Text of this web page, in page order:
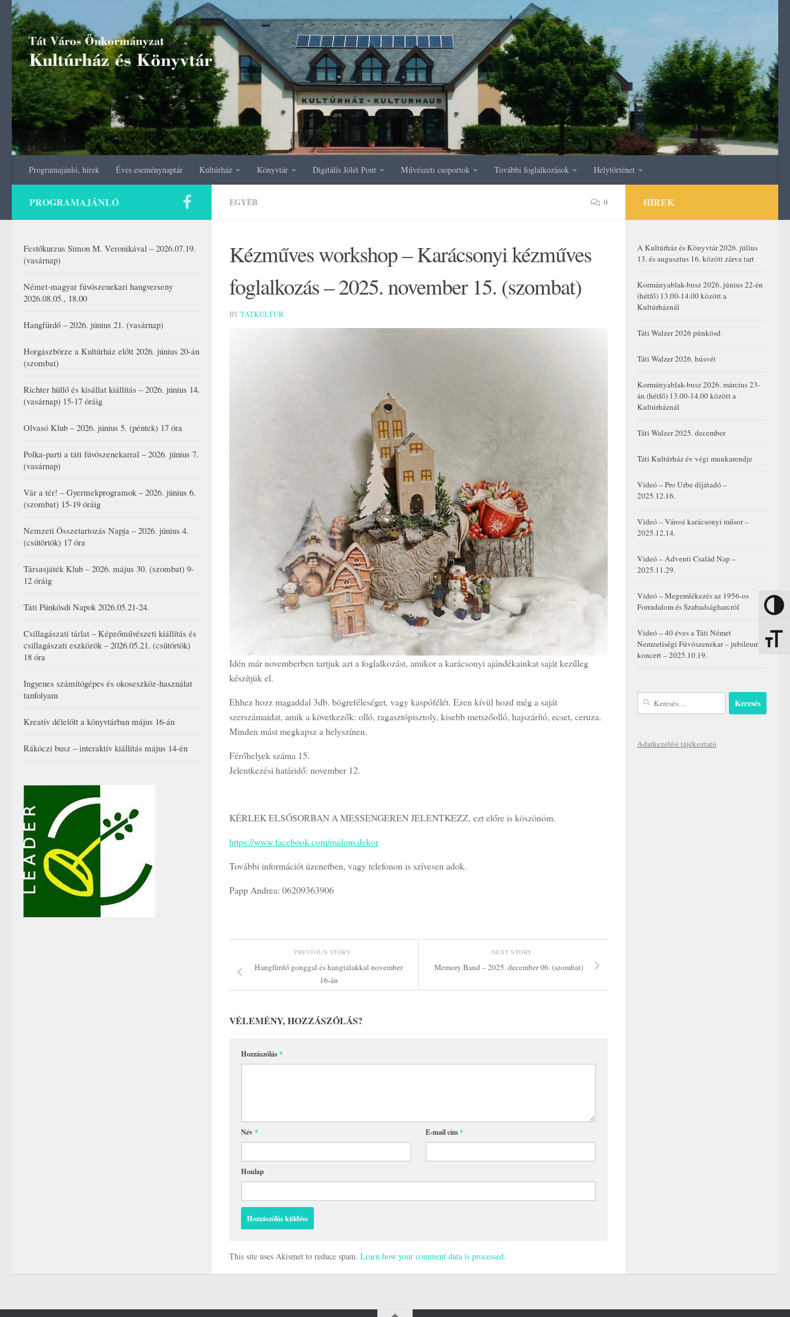
Nagy
Skip to content
Programajánló, hírek Éves eseménynaptár Kultúrház Könyvtár Digitális Jólét Pont Művészeti csoportok További foglalkozások Helytörténet
EGYÉB 0
Kézműves workshop – Karácsonyi kézműves
foglalkozás – 2025. november 15. (szombat)
BY TATKULTUR
Idén már novemberben tartjuk azt a foglalkozást, amikor a karácsonyi ajándékainkat saját kezűleg
készítjük el.
Ehhez hozz magaddal 3db. bögreféleséget, vagy kaspófélét. Ezen kívül hozd még a saját
szerszámaidat, amik a következők: olló, ragasztópisztoly, kisebb metszőolló, hajszárító, ecset, ceruza.
Minden mást megkapsz a helyszínen.
Férőhelyek száma 15.
Jelentkezési határidő: november 12.
KÉRLEK ELSŐSORBAN A MESSENGEREN JELENTKEZZ, ezt előre is köszönöm.
https://www.facebook.com/malom.dekor
További információt üzenetben, vagy telefonon is szívesen adok.
Papp Andrea: 06209363906
NEXT STORY
Memory Band – 2025. december 06. (szombat)
PREVIOUS STORY
Hangfürdő gonggal és hangtálakkal november
16-án
VÉLEMÉNY, HOZZÁSZÓLÁS?
Hozzászólás*
Név* E-mail cím*
Honlap
This site uses Akismet to reduce spam. Learn how your comment data is processed.
PROGRAMAJÁNLÓ
Festőkurzus Simon M. Veronikával – 2026.07.19.
(vasárnap)
Német-magyar fúvószenekari hangverseny
2026.08.05., 18.00
Hangfürdő – 2026. június 21. (vasárnap)
Horgászbörze a Kultúrház előtt 2026. június 20-án
(szombat)
Richter hüllő és kisállat kiállítás – 2026. június 14.
(vasárnap) 15-17 óráig
Olvasó Klub – 2026. június 5. (péntek) 17 óra
Polka-parti a táti fúvószenekarral – 2026. június 7.
(vasárnap)
Vár a tér! – Gyermekprogramok – 2026. június 6.
(szombat) 15-19 óráig
Nemzeti Összetartozás Napja – 2026. június 4.
(csütörtök) 17 óra
Társasjáték Klub – 2026. május 30. (szombat) 9-
12 óráig
Táti Pünkösdi Napok 2026.05.21-24.
Csillagászati tárlat – Képzőművészeti kiállítás és
csillagászati eszközök – 2026.05.21. (csütörtök)
18 óra
Ingyenes számítógépes és okoseszköz-használat
tanfolyam
Kreatív délelőtt a könyvtárban május 16-án
Rákóczi busz – interaktív kiállítás május 14-én
HÍREK
A Kultúrház és Könyvtár 2026. július
13. és augusztus 16. között zárva tart
Kormányablak-busz 2026. június 22-én
(hétfő) 13.00-14.00 között a
Kultúrháznál
Táti Walzer 2026 pünkösd
Táti Walzer 2026. húsvét
Kormányablak-busz 2026. március 23-
án (hétfő) 13.00-14.00 között a
Kultúrháznál
Táti Walzer 2025. december
Táti Kultúrház év végi munkarendje
Videó – Pro Urbe díjátadó –
2025.12.16.
Videó – Városi karácsonyi műsor –
2025.12.14.
Videó – Adventi Család Nap –
2025.11.29.
Videó – Megemlékezés az 1956-os
Forradalom és Szabadságharcról
Videó – 40 éves a Táti Német
Nemzetiségi Fúvószenekar – jubileumi
koncert – 2025.10.19.
Keresés:
Adatkezelési tájékoztató